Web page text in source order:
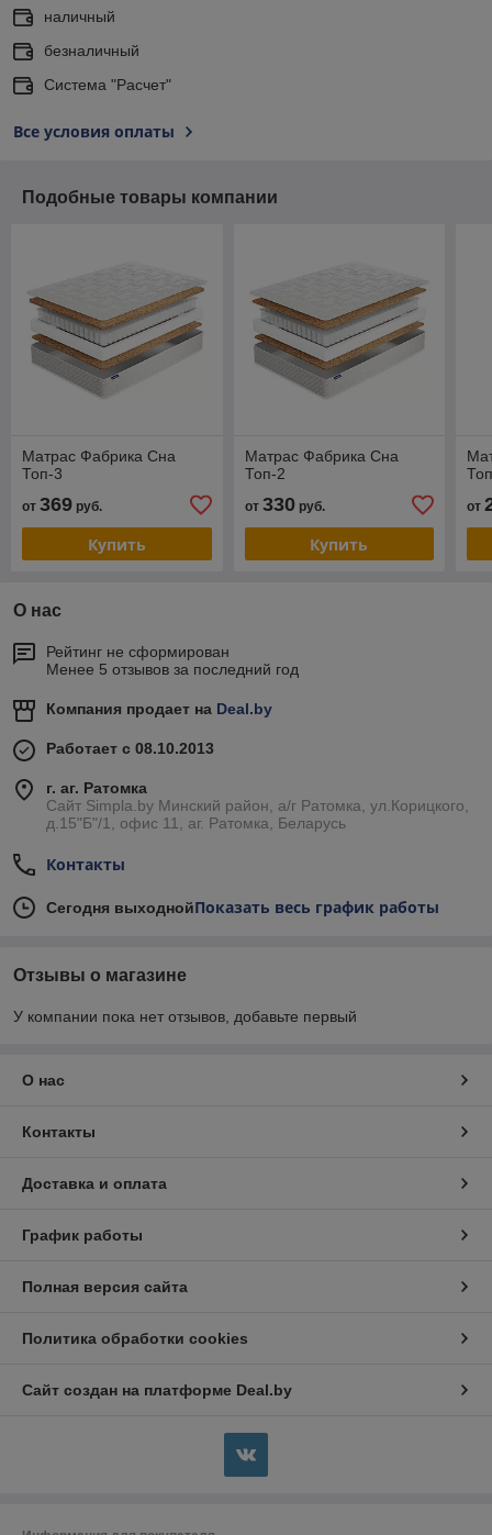
наличный
безналичный
Система "Расчет"
Все условия оплаты
Подобные товары компании
Матрас Фабрика Сна
Топ-3
от 369 руб.
Купить
Матрас Фабрика Сна
Топ-2
от 330руб.
Купить
от
О нас
Рейтинг не сформирован
Менее 5 отзывов за последний год
Компания продает на Deal.by
Работает с 08.10.2013
г. аг. Ратомка
Сайт Simpla.by Минский район, а/г Ратомка, ул.Корицкого,
д.15"Б"/1, офис 11, аг. Ратомка, Беларусь
Контакты
Сегодня выходнойПоказать весь график работы
Отзывы о магазине
У компании пока нет отзывов, добавьте первый
О нас
Контакты
Доставка и оплата
График работы
Полная версия сайта
Политика обработки cookies
Сайт создан на платформе Deal.by